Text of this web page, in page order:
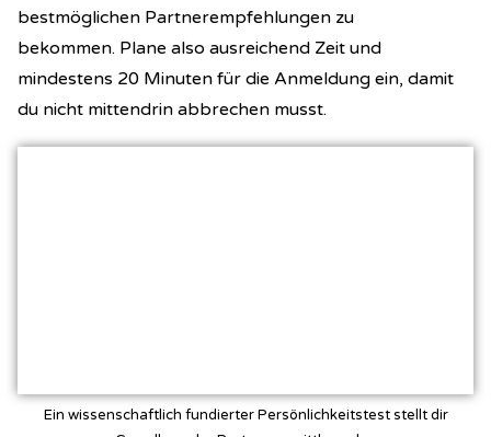
bestmöglichen Partnerempfehlungen zu
bekommen. Plane also ausreichend Zeit und
mindestens 20 Minuten für die Anmeldung ein, damit
du nicht mittendrin abbrechen musst.
Ein wissenschaftlich fundierter Persönlichkeitstest stellt dir